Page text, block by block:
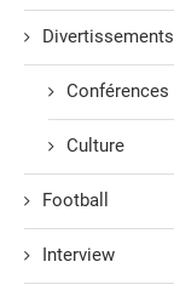
Divertissements
Conférences
Culture
Football
Interview